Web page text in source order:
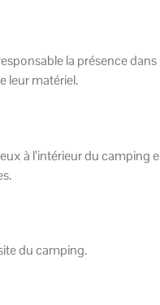
la présence
leur matériel.
à l’intérieur du camping
du camping.